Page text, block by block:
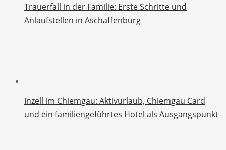
Trauerfall in der Familie: Erste Schritte und
Anlaufstellen in Aschaffenburg
Inzell im Chiemgau: Aktivurlaub, Chiemgau Card
und ein familiengeführtes Hotel als Ausgangspunkt